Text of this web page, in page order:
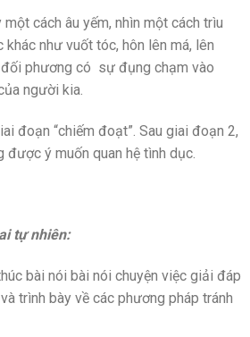
một cách âu yếm, nhìn một cách trìu
khác như vuốt tóc, hôn lên má, lên
phương có sự đụng chạm vào
người kia.
đoạn “chiếm đoạt”. Sau giai đoạn 2,
ý muốn quan hệ tình dục.
tự nhiên:
bài nói bài nói chuyện việc giải đáp
trình bày về các phương pháp tránh